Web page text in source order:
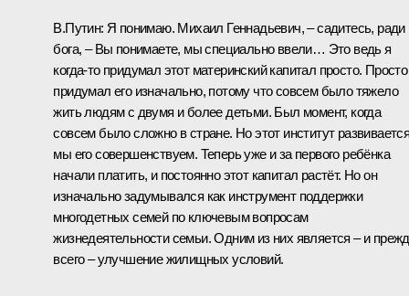
В.Путин: Я понимаю. Михаил Геннадьевич, – садитесь, ради
бога, – Вы понимаете, мы специально ввели… Это ведь я
когда-то придумал этот материнский капитал просто. Просто
придумал его изначально, потому что совсем было тяжело
жить людям с двумя и более детьми. Был момент, когда
совсем было сложно в стране. Но этот институт
мы его совершенствуем. Теперь уже и за первого ребёнка
начали платить, и постоянно этот капитал растёт. Но он
изначально задумывался как инструмент поддержки
многодетных семей по ключевым вопросам
жизнедеятельности семьи. Одним из них является – и
всего – улучшение жилищных условий.